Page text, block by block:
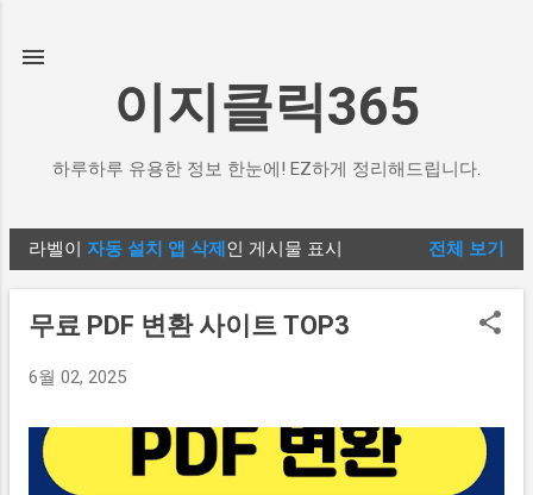
이지클릭365
하루하루 유용한 정보 한눈에! EZ하게 정리해드립니다.
글
라벨이 자동 설치 앱 삭제인 게시물 표시 전체 보기
무료 PDF 변환 사이트 TOP3
6월 02, 2025